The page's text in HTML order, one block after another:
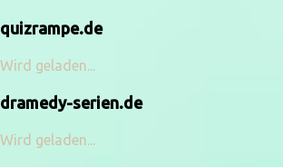
quizrampe.de
Wird geladen...
dramedy-serien.de
Wird geladen...